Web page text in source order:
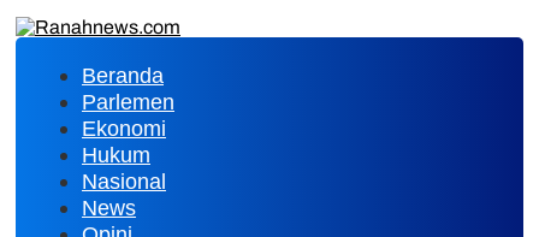
Beranda
Parlemen
Ekonomi
Hukum
Nasional
News